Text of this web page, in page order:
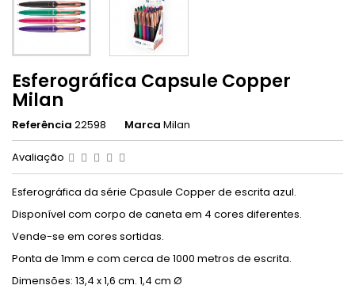
Esferográfica Capsule Copper
Milan
Referência 22598 Marca Milan
Avaliação
Esferográfica da série Cpasule Copper de escrita azul.
Disponível com corpo de caneta em 4 cores diferentes.
Vende-se em cores sortidas.
Ponta de 1mm e com cerca de 1000 metros de escrita.
Dimensões: 13,4 x 1,6 cm. 1,4 cm Ø